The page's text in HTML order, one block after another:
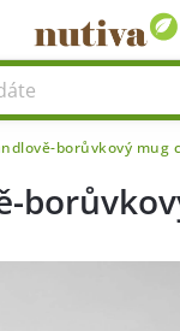
borůvkový mug